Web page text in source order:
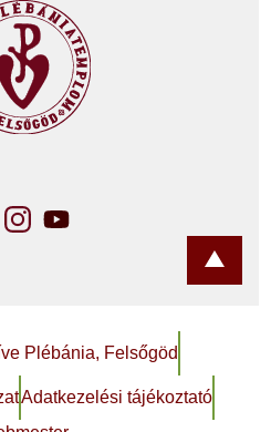
Plébánia, Felsőgöd
Adatkezelési tájékoztató